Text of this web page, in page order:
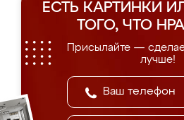
ЕСТЬ КАРТИНКИ
ТОГО, ЧТО
Присылайте —
лучше!